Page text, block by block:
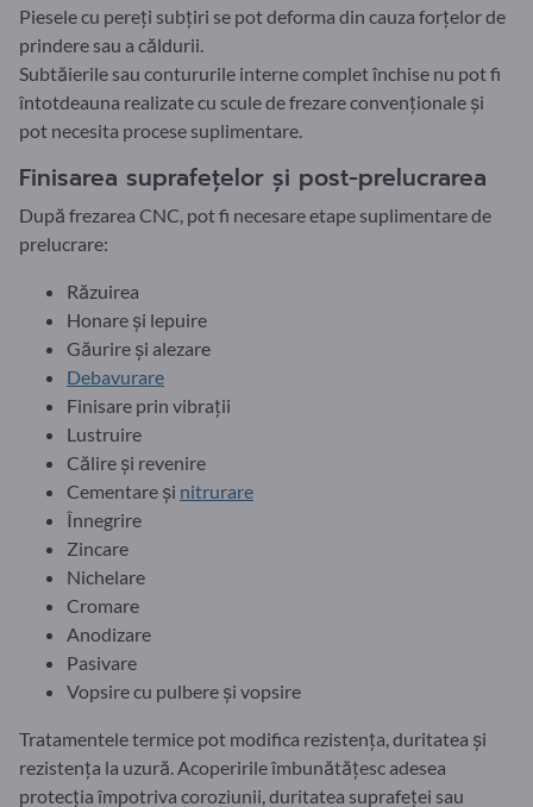
Piesele cu pereți subțiri se pot deforma din cauza forțelor de
prindere sau a căldurii.
Subtăierile sau contururile interne complet închise nu pot fi
întotdeauna realizate cu scule de frezare convenționale și
pot necesita procese suplimentare.
Finisarea suprafețelor și post-prelucrarea
După frezarea CNC, pot fi necesare etape suplimentare de
prelucrare:
Răzuirea
Honare și lepuire
Găurire și alezare
Debavurare
Finisare prin vibrații
Lustruire
Călire și revenire
Cementare și nitrurare
Înnegrire
Zincare
Nichelare
Cromare
Anodizare
Pasivare
Vopsire cu pulbere și vopsire
Tratamentele termice pot modifica rezistența, duritatea și
rezistența la uzură. Acoperirile îmbunătățesc adesea
protecția împotriva coroziunii, duritatea suprafeței sau